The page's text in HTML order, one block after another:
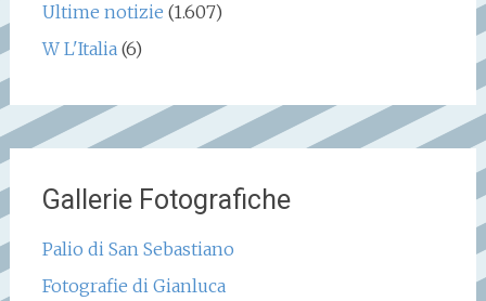
Ultime notizie (1.607)
W L'Italia(6)
Gallerie Fotografiche
Palio di San Sebastiano
Fotografie di Gianluca